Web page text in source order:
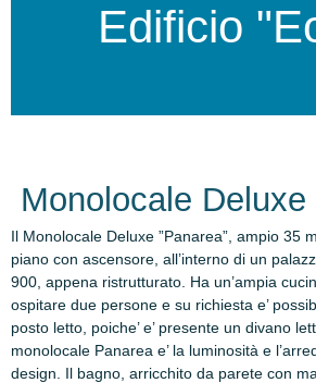
Edificio
Monolocale
Il Monolocale Deluxe ”Panarea”, ampio 35
piano con ascensore, all’interno di un
900, appena ristrutturato. Ha un’ampia
ospitare due persone e su richiesta e’
posto letto, poiche’ e’ presente un divano
monolocale Panarea e’ la luminosità e
design. Il bagno, arricchito da parete con